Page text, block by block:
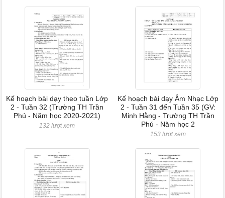
Kế hoạch bài dạy theo tuần Lớp
2 - Tuần 32 (Trường TH Trần
Phú - Năm học 2020-2021)
132 lượt xem
Kế hoạch bài dạy Âm Nhạc Lớp
2 - Tuần 31 đến Tuần 35 (GV:
Minh Hằng - Trường TH Trần
Phú - Năm học 2
153 lượt xem